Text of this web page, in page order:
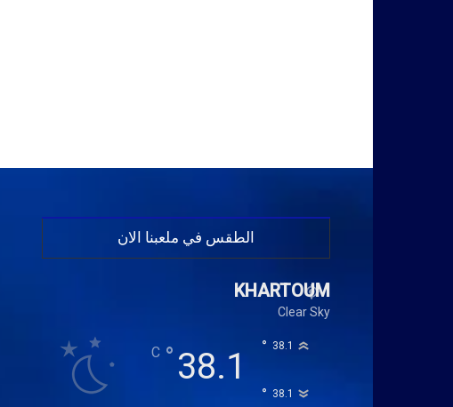
الطقس في ملعبنا الان
KHARTOUM
Clear Sky
38.1
°
C 38.1
°
38.1
°